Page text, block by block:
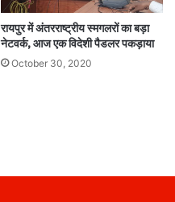
रायपुर में अंतरराष्ट्रीय स्मगलरों का बड़ा
नेटवर्क, आज एक विदेशी पैडलर पकड़ाया
October 30, 2020